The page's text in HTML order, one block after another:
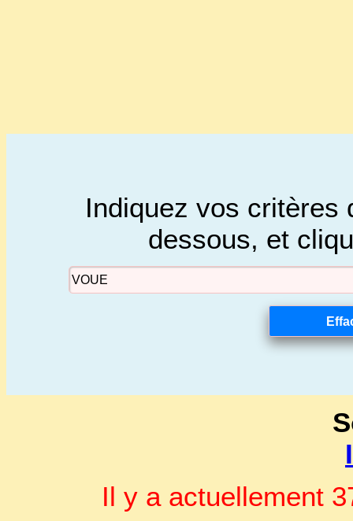
Indiquez vos critères
dessous, et
Il y a actuellement